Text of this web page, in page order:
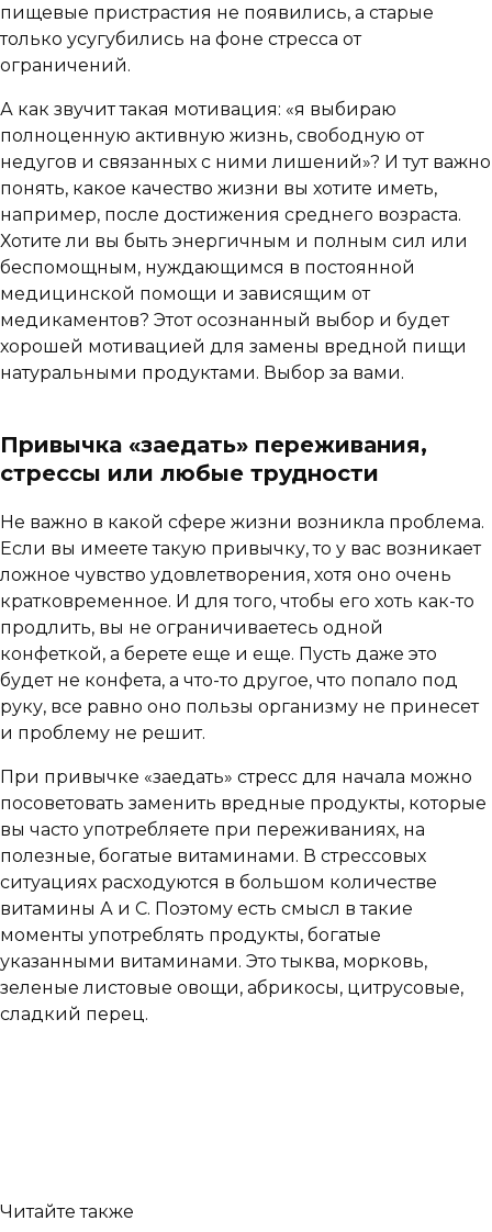
пищевые пристрастия не появились, а старые
только усугубились на фоне стресса от
ограничений.
А как звучит такая мотивация: «я выбираю
полноценную активную жизнь, свободную от
недугов и связанных с ними лишений»? И тут важно
понять, какое качество жизни вы хотите иметь,
например, после достижения среднего возраста.
Хотите ли вы быть энергичным и полным сил или
беспомощным, нуждающимся в постоянной
медицинской помощи и зависящим от
медикаментов? Этот осознанный выбор и будет
хорошей мотивацией для замены вредной пищи
натуральными продуктами. Выбор за вами.
Привычка «заедать» переживания,
стрессы или любые трудности
Не важно в какой сфере жизни возникла проблема.
Если вы имеете такую привычку, то у вас возникает
ложное чувство удовлетворения, хотя оно очень
кратковременное. И для того, чтобы его хоть как-то
продлить, вы не ограничиваетесь одной
конфеткой, а берете еще и еще. Пусть даже это
будет не конфета, а что-то другое, что попало под
руку, все равно оно пользы организму не принесет
и проблему не решит.
При привычке «заедать» стресс для начала можно
посоветовать заменить вредные продукты, которые
вы часто употребляете при переживаниях, на
полезные, богатые витаминами. В стрессовых
ситуациях расходуются в большом количестве
витамины А и С. Поэтому есть смысл в такие
моменты употреблять продукты, богатые
указанными витаминами. Это тыква, морковь,
зеленые листовые овощи, абрикосы, цитрусовые,
сладкий перец.
Читайте также